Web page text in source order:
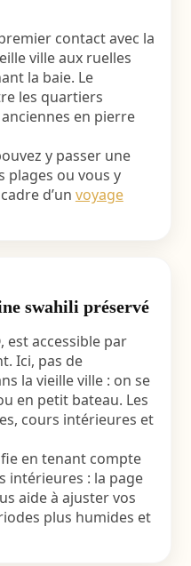
contact avec la
ville aux ruelles
la baie. Le
les quartiers
en pierre
y passer une
plages ou vous y
d’un voyage
swahili préservé
est accessible par
Ici, pas de
la vieille ville : on se
en petit bateau. Les
cours intérieures et
en tenant compte
intérieures : la page
aide à ajuster vos
plus humides et